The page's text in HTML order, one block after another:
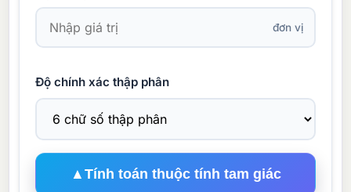
đơn vị
Độ chính xác thập phân
▲ Tính toán thuộc tính tam giác